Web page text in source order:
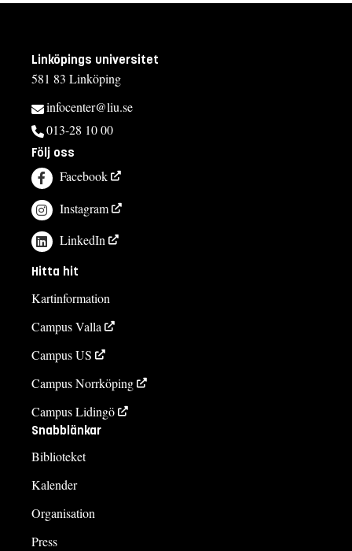
Linköpings universitet
581 83 Linköping
infocenter@liu.se
013-28 10 00
Följ oss
Facebook
Instagram
LinkedIn
Hitta hit
Kartinformation
Campus Valla
Campus US
Campus Norrköping
Campus Lidingö
Snabblänkar
Biblioteket
Kalender
Organisation
Press